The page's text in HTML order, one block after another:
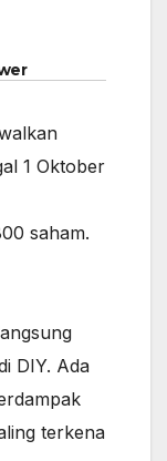
1 Oktober
saham.
DIY. Ada
terkena